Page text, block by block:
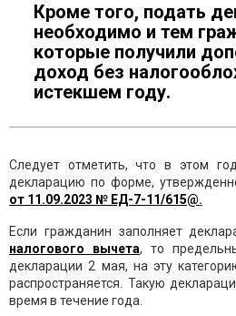
Кроме того, подать
необходимо и тем
которые получили
доход без
истекшем году.
Следует отметить, что в этом
декларацию по форме,
от 11.09.2023 № ЕД-7-11/615@.
Если гражданин заполняет
налогового вычета, то
декларации 2 мая, на эту
распространяется. Такую
время в течение года.